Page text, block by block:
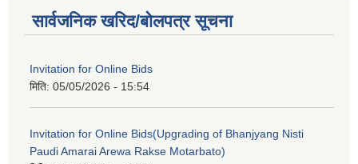
सार्वजनिक खरिद/बोलपत्र सूचना
Invitation for Online Bids
मिति: 05/05/2026 - 15:54
Invitation for Online Bids(Upgrading of Bhanjyang Nisti
Paudi Amarai Arewa Rakse Motarbato)